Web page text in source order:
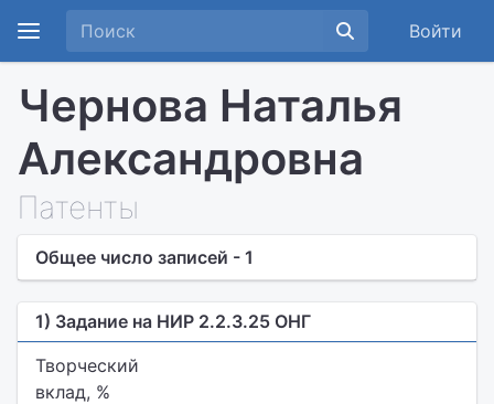
Войти
Чернова Наталья
Александровна
Патенты
Общее число записей - 1
1) Задание на НИР 2.2.3.25 ОНГ
Творческий
вклад, %